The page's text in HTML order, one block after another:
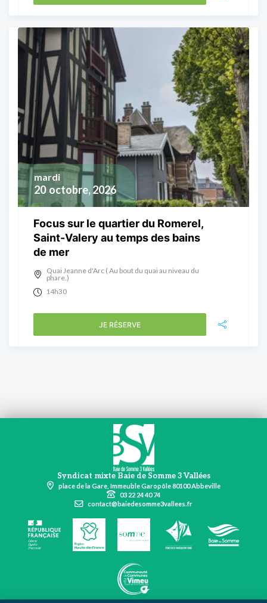
20 octobre, 2026
mardi
Focus sur le quartier du Romerel,
Saint-Valery au temps des bains
de mer
Quai Jeanne d'Arc ( Au bout du quai au niveau du
phare.)
14h30
JE RÉSERVE
Syndicat mixte Baie de Somme 3 Vallées
place de la Gare, Immeuble Garopôle 80100 Abbeville
03 22 24 40 74
contact@baiedesomme3vallees.fr